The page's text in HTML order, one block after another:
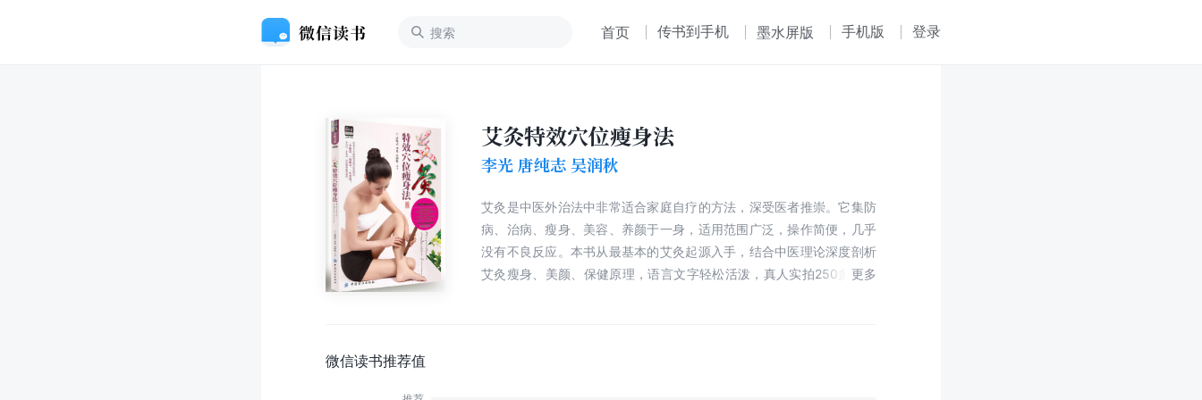
首页 传书到手机 墨水屏版 手机版 登录
艾灸特效穴位瘦身法
李光 唐纯志 吴润秋
艾灸是中医外治法中非常适合家庭自疗的方法，深受医者推崇。它集防
病、治病、瘦身、美容、养颜于一身，适用范围广泛，操作简便，几乎
没有不良反应。本书从最基本的艾灸起源入手，结合中医理论深度剖析
艾灸瘦身、美颜、保健原理，语言文字轻松活泼，真人实拍250多张图
微信读书推荐值